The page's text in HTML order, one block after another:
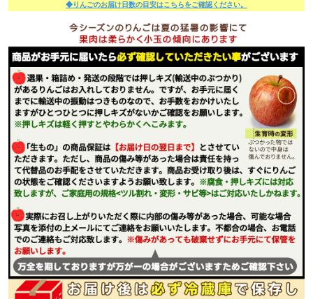
◆りんごのお届け日数の目安はこちらをご確認ください。